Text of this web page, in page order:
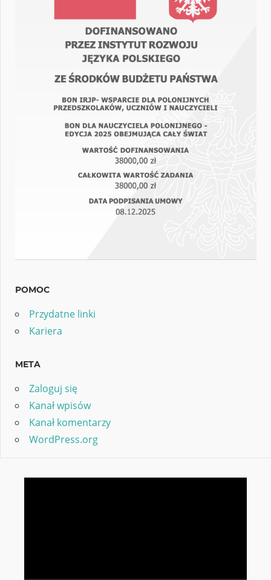
POMOC
Przydatne linki
Kariera
META
Zaloguj się
Kanał wpisów
Kanał komentarzy
WordPress.org